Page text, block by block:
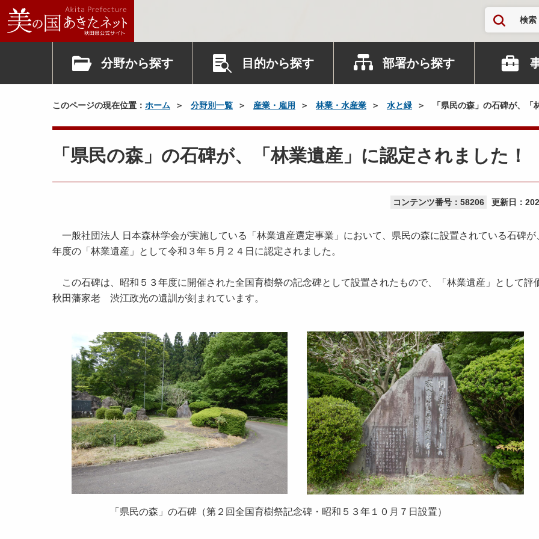
検索
分野から探す 目的から探す 部署から探す
このページの現在位置： ホーム 分野別一覧 産業・雇用 林業・水産業 水と緑 「県民の森」の石碑が、「
「県民の森」の石碑が、「林業遺産」に認定されました！
コンテンツ番号：58206 更新日：
一般社団法人 日本森林学会が実施している「林業遺産選定事業」において、県民の森に設置されている石碑が
年度の「林業遺産」として令和３年５月２４日に認定されました。
この石碑は、昭和５３年度に開催された全国育樹祭の記念碑として設置されたもので、「林業遺産」として評
秋田藩家老 渋江政光の遺訓が刻まれています。
「県民の森」の石碑（第２回全国育樹祭記念碑・昭和５３年１０月７日設置）